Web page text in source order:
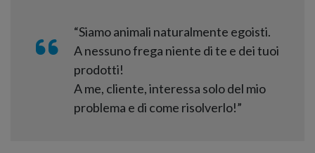
“Siamo animali naturalmente egoisti.
A nessuno frega niente di te e dei tuoi
prodotti!
A me, cliente, interessa solo del mio
problema e di come risolverlo!”